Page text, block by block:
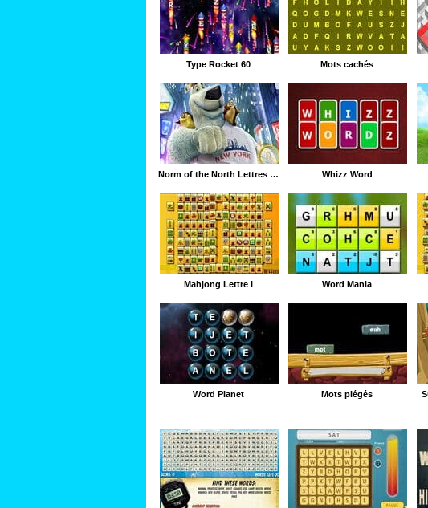
Type Rocket 60 Mots cachés
Norm of the North Lettres cachées Whizz Word
Mahjong Lettre I Word Mania
Word Planet Mots piégés